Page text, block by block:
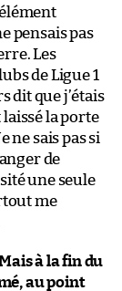
pensais pas
Les
de Ligue 1
dit que j’étais
la porte
ne sais pas si
de
une seule
me
à la fin du
au point